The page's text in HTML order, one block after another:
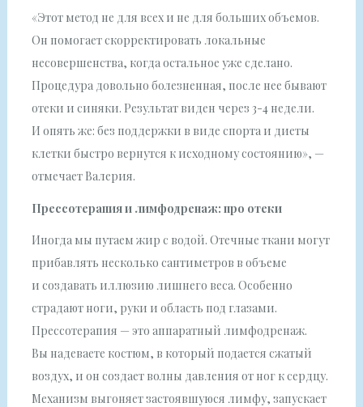
«Этот метод не для всех и не для больших объемов.
Он помогает скорректировать локальные
несовершенства, когда остальное уже сделано.
Процедура довольно болезненная, после нее бывают
отеки и синяки. Результат виден через 3-4 недели.
И опять же: без поддержки в виде спорта и диеты
клетки быстро вернутся к исходному состоянию», —
отмечает Валерия.
Прессотерапия и лимфодренаж: про отеки
Иногда мы путаем жир с водой. Отечные ткани могут
прибавлять несколько сантиметров в объеме
и создавать иллюзию лишнего веса. Особенно
страдают ноги, руки и область под глазами.
Прессотерапия — это аппаратный лимфодренаж.
Вы надеваете костюм, в который подается сжатый
воздух, и он создает волны давления от ног к сердцу.
Механизм выгоняет застоявшуюся лимфу, запускает